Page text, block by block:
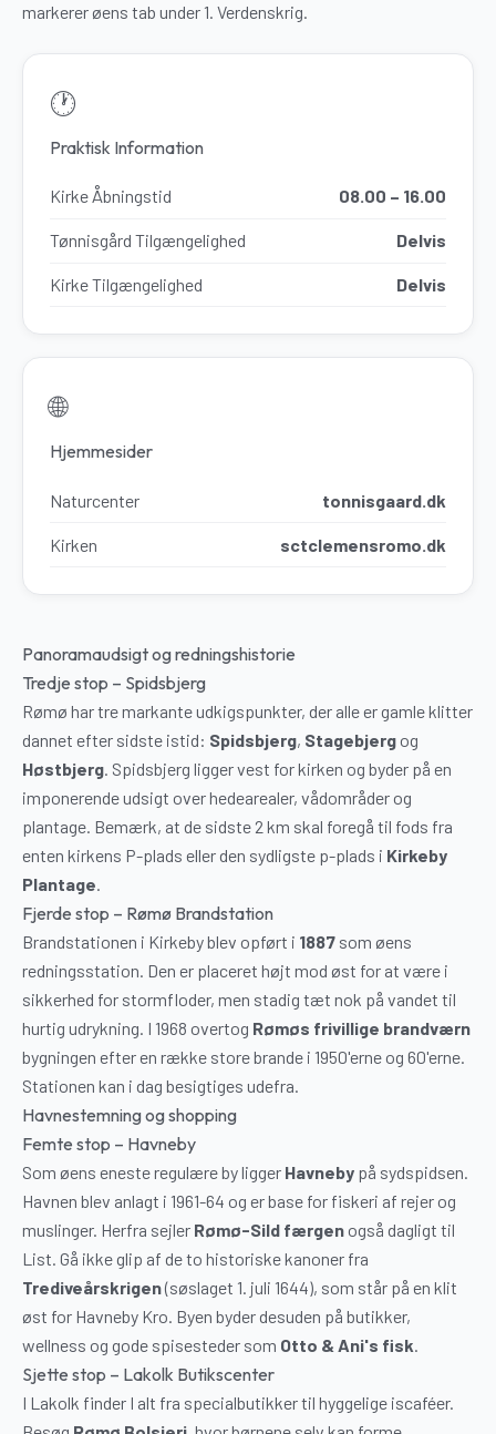
markerer øens tab under 1. Verdenskrig.
🕐
Praktisk Information
Kirke Åbningstid 08.00 – 16.00
Tønnisgård Tilgængelighed Delvis
Kirke Tilgængelighed Delvis
🌐
Hjemmesider
Naturcenter tonnisgaard.dk
Kirken sctclemensromo.dk
Panoramaudsigt og redningshistorie
Tredje stop – Spidsbjerg
Rømø har tre markante udkigspunkter, der alle er gamle klitter
dannet efter sidste istid: Spidsbjerg, Stagebjerg og
Høstbjerg. Spidsbjerg ligger vest for kirken og byder på en
imponerende udsigt over hedearealer, vådområder og
plantage. Bemærk, at de sidste 2 km skal foregå til fods fra
enten kirkens P-plads eller den sydligste p-plads i Kirkeby
Plantage.
Fjerde stop – Rømø Brandstation
Brandstationen i Kirkeby blev opført i 1887 som øens
redningsstation. Den er placeret højt mod øst for at være i
sikkerhed for stormfloder, men stadig tæt nok på vandet til
hurtig udrykning. I 1968 overtog Rømøs frivillige brandværn
bygningen efter en række store brande i 1950'erne og 60'erne.
Stationen kan i dag besigtiges udefra.
Havnestemning og shopping
Femte stop – Havneby
Som øens eneste regulære by ligger Havneby på sydspidsen.
Havnen blev anlagt i 1961-64 og er base for fiskeri af rejer og
muslinger. Herfra sejler Rømø-Sild færgen også dagligt til
List. Gå ikke glip af de to historiske kanoner fra
Trediveårskrigen(søslaget 1. juli 1644), som står på en klit
øst for Havneby Kro. Byen byder desuden på butikker,
wellness og gode spisesteder som Otto & Ani's fisk.
Sjette stop – Lakolk Butikscenter
I Lakolk finder I alt fra specialbutikker til hyggelige iscaféer.